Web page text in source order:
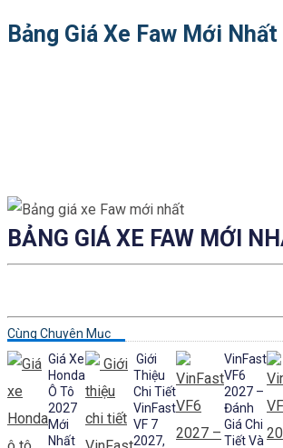
Bảng Giá Xe Faw Mới Nhất
BẢNG GIÁ XE FAW MỚI
Cùng Chuyên Mục
Giá Xe
Honda
Ô Tô
2027
Mới
Nhất
Giới
Thiệu
Chi Tiết
VinFast
VF 7
2027,
VinFast
VF6
2027 –
Đánh
Giá Chi
Tiết Và